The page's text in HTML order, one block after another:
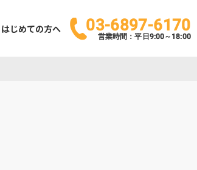
はじめての方へ 03-6897-6170
営業時間：平日9:00～18:00